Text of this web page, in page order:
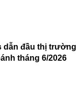
dẫn đầu thị trường
tháng 6/2026